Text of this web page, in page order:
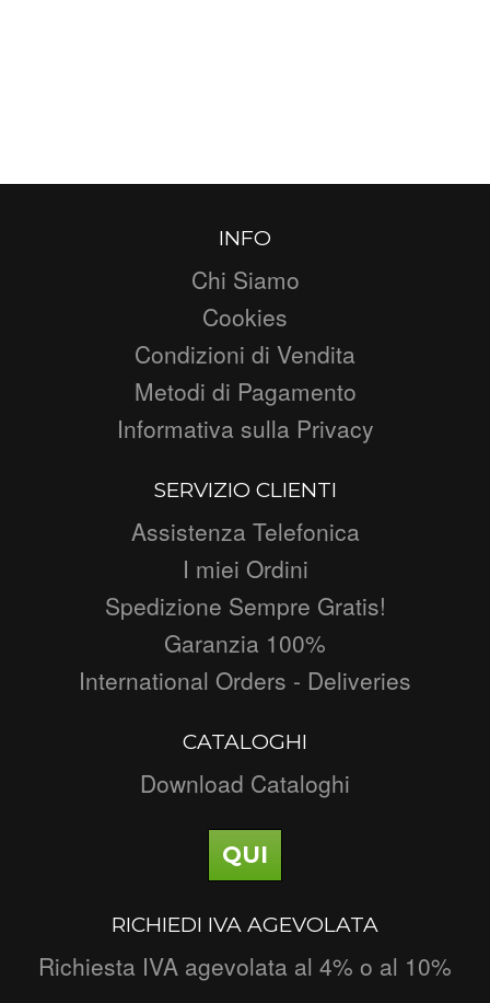
INFO
Chi Siamo
Cookies
Condizioni di Vendita
Metodi di Pagamento
Informativa sulla Privacy
SERVIZIO CLIENTI
Assistenza Telefonica
I miei Ordini
Spedizione Sempre Gratis!
Garanzia 100%
International Orders - Deliveries
CATALOGHI
Download Cataloghi
QUI
RICHIEDI IVA AGEVOLATA
Richiesta IVA agevolata al 4% o al 10%